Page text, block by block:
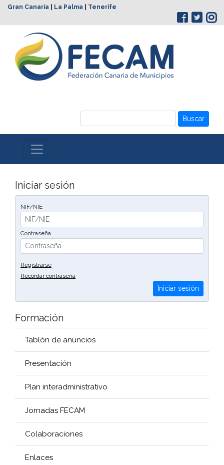
Gran Canaria La Palma Tenerife
Buscar
Iniciar sesión
NIF/NIE
Contraseña
Registrarse
Recordar contraseña
Iniciar sesión
Formación
Tablón de anuncios
Presentación
Plan interadministrativo
Jornadas FECAM
Colaboraciones
Enlaces